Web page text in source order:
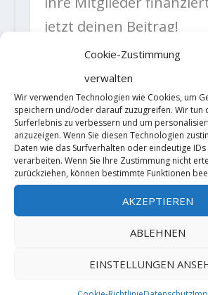
Cookie-Zustimmung
verwalten
Wir verwenden Technologien wie Cookies, um
speichern und/oder darauf zuzugreifen. Wir tun
Surferlebnis zu verbessern und um
anzuzeigen. Wenn Sie diesen Technologien
Daten wie das Surfverhalten oder eindeutige
verarbeiten. Wenn Sie Ihre Zustimmung nicht
zurückziehen, können bestimmte Funktionen
AKZEPTIEREN
ABLEHNEN
EINSTELLUNGEN
jetzt deinen Beitrag!
Quelle und Bilder: (c)
„Klettern Frankenjura,
Fichtelgebirge und
Bayerischer Wald“